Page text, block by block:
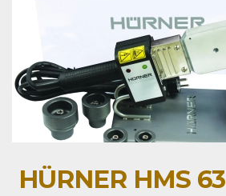
HÜRNER HMS 63